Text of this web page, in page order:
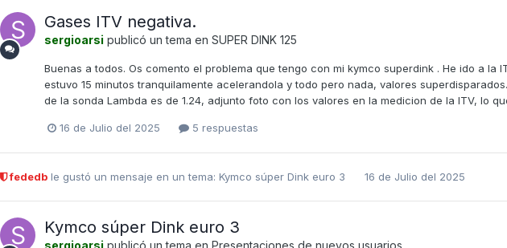
Gases ITV negativa.
sergioarsi publicó un tema en SUPER DINK 125
Buenas a todos. Os comento el problema que tengo con mi kymco superdink . He ido a la
estuvo 15 minutos tranquilamente acelerandola y todo pero nada, valores
de la sonda Lambda es de 1.24, adjunto foto con los valores en la medicion de la ITV, lo
16 de Julio del 2025 5 respuestas
fededb le gustó un mensaje en un tema: Kymco súper Dink euro 3 16 de Julio del 2025
Kymco súper Dink euro 3
sergioarsi publicó un tema en Presentaciones de nuevos usuarios